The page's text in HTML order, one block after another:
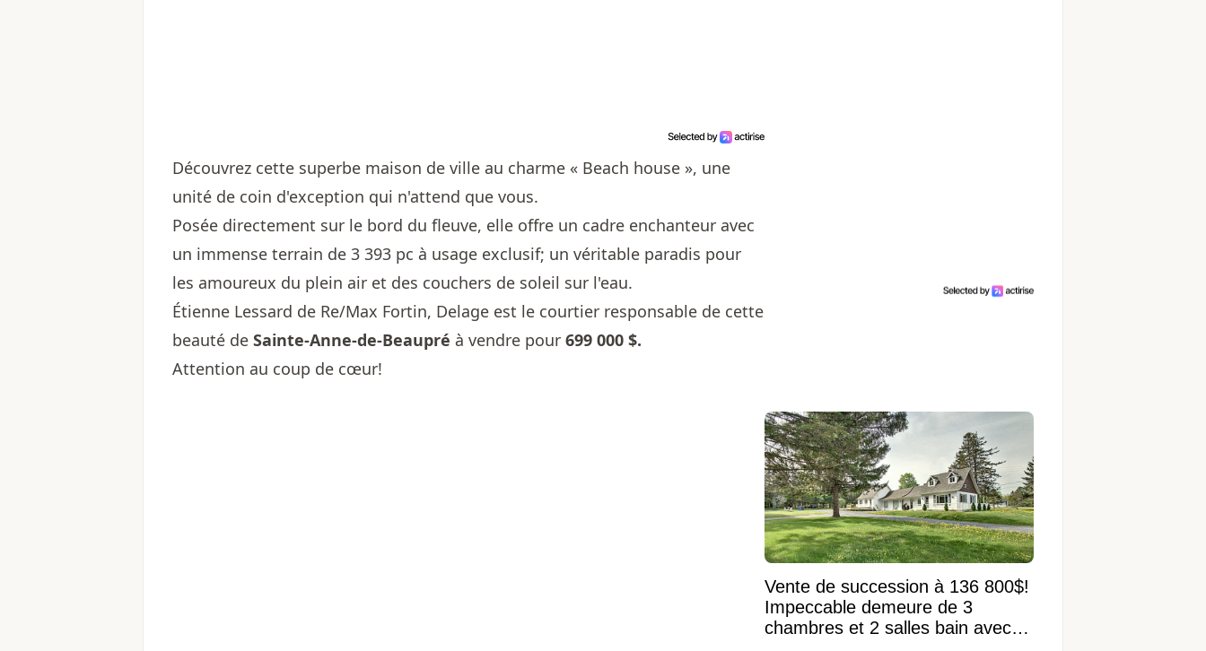
Découvrez cette superbe maison de ville au charme « Beach house », une
unité de coin d'exception qui n'attend que vous.
Posée directement sur le bord du fleuve, elle offre un cadre enchanteur avec
un immense terrain de 3 393 pc à usage exclusif; un véritable paradis pour
les amoureux du plein air et des couchers de soleil sur l'eau.
Étienne Lessard de Re/Max Fortin, Delage est le courtier responsable de cette
beauté de Sainte-Anne-de-Beaupré à vendre pour 699 000 $.
Attention au coup de cœur!
Vente de succession à 136 800$!
Impeccable demeure de 3
chambres et 2 salles bain avec